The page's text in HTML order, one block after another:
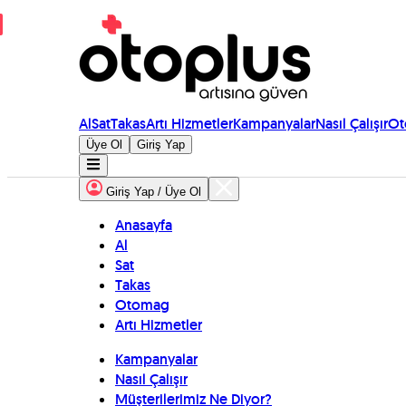
AlSatTakasArtı HizmetlerKampanyalarNasıl Çalışır
Üye Ol Giriş Yap
Giriş Yap / Üye Ol
Anasayfa
Al
Sat
Takas
Otomag
Artı Hizmetler
Kampanyalar
Nasıl Çalışır
Müşterilerimiz Ne Diyor?